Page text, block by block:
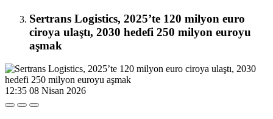
Sertrans Logistics, 2025’te 120 milyon euro
ciroya ulaştı, 2030 hedefi 250 milyon euroyu
aşmak
12:35 08 Nisan 2026